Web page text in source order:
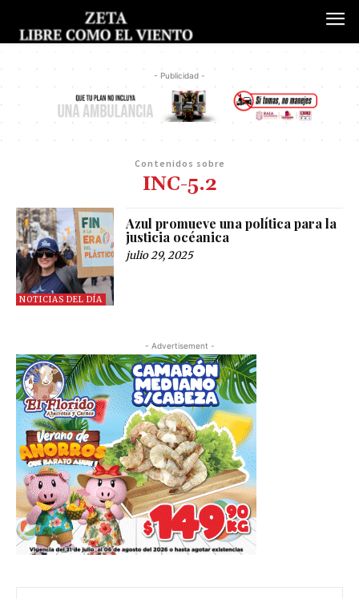
- Publicidad -
Contenidos sobre
INC-5.2
NOTICIAS DEL DÍA
Azul promueve una política para la
justicia océanica
julio 29, 2025
- Advertisement -